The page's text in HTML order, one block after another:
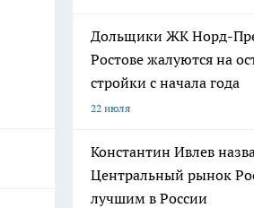
Дольщики ЖК Норд-
Ростове жалуются на
стройки с начала года
22 июля
Константин Ивлев
Центральный рынок
лучшим в России